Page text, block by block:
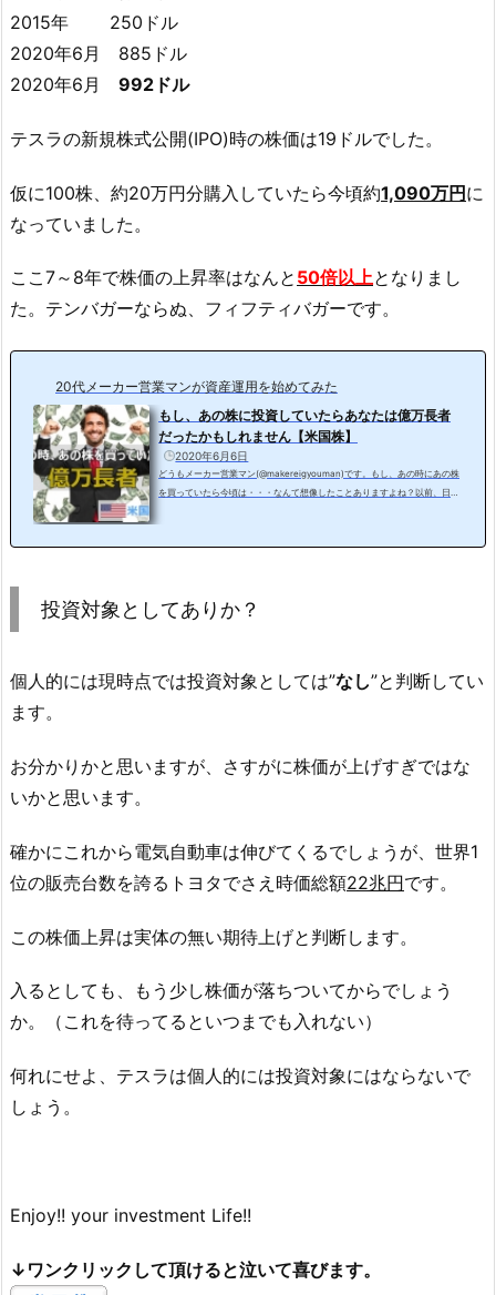
2015年 250ドル
2020年6月 885ドル
2020年6月 992ドル
テスラの新規株式公開(IPO)時の株価は19ドルでした。
仮に100株、約20万円分購入していたら今頃約1,090万円に
なっていました。
ここ7～8年で株価の上昇率はなんと 50倍以上となりまし
た。テンバガーならぬ、フィフティバガーです。
20代メーカー営業マンが資産運用を始めてみた
もし、あの株に投資していたらあなたは億万長者
だったかもしれません【米国株】
2020年6月6日
どうもメーカー営業マン(@makereigyouman)です。もし、あの時にあの株
を買っていたら今頃は・・・なんて想像したことありますよね？以前、日本
期保有で億超えがゴロゴロと・・・。さて見ていきましょう！ちなみに日本
ト約23万円→約7億4,700万円...
投資対象としてありか？
個人的には現時点では投資対象としては”なし”と判断してい
ます。
お分かりかと思いますが、さすがに株価が上げすぎではな
いかと思います。
確かにこれから電気自動車は伸びてくるでしょうが、世界1
位の販売台数を誇るトヨタでさえ時価総額22兆円です。
この株価上昇は実体の無い期待上げと判断します。
入るとしても、もう少し株価が落ちついてからでしょう
か。（これを待ってるといつまでも入れない）
何れにせよ、テスラは個人的には投資対象にはならないで
しょう。
Enjoy!! your investment Life!!
↓ワンクリックして頂けると泣いて喜びます。